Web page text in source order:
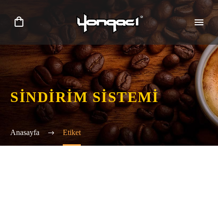
SINDIRIM SISTEMI
Anasayfa Etiket